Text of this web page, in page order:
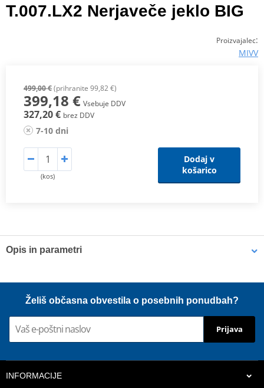
T.007.LX2 Nerjaveče jeklo BIG
Proizvajalec:
MIVV
499,00 €(prihranite 99,82 €)
399,18 € Vsebuje DDV
327,20 € brez DDV
7-10 dni
(kos)
Dodaj v
košarico
Opis in parametri
PDF MaxTorque
Scheme
Proizvajalec
HOMOLOGATION /
Position
Želiš občasna obvestila o posebnih ponudbah?
Prijava
INFORMACIJE